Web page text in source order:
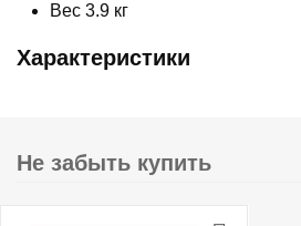
Вес 3.9 кг
Характеристики
Не забыть купить